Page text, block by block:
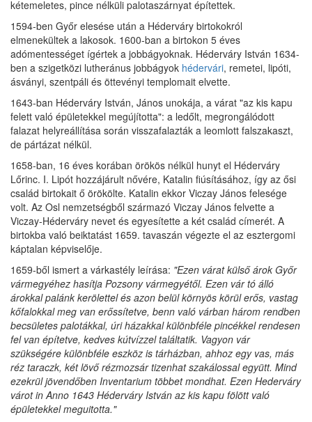
kétemeletes, pince nélküli palotaszárnyat építettek.
1594-ben Győr elesése után a Héderváry birtokokról
elmenekültek a lakosok. 1600-ban a birtokon 5 éves
adómentességet ígértek a jobbágyoknak. Héderváry István 1634-
ben a szigetközi lutheránus jobbágyok hédervári, remetei, lipóti,
ásványi, szentpáli és öttevényi templomait elvette.
1643-ban Héderváry István, János unokája, a várat "az kis kapu
felett való épületekkel megújította": a ledőlt, megrongálódott
falazat helyreállítása során visszafalazták a leomlott falszakaszt,
de pártázat nélkül.
1658-ban, 16 éves korában örökös nélkül hunyt el Héderváry
Lőrinc. I. Lipót hozzájárult nővére, Katalin fiúsításához, így az ősi
család birtokait ő örökölte. Katalin ekkor Viczay János felesége
volt. Az Osl nemzetségből származó Viczay János felvette a
Viczay-Héderváry nevet és egyesítette a két család címerét. A
birtokba való beiktatást 1659. tavaszán végezte el az esztergomi
káptalan képviselője.
1659-ből ismert a várkastély leírása: "Ezen várat külső árok Győr
vármegyéhez hasítja Pozsony vármegyétől. Ezen vár tó álló
árokkal palánk kerölettel és azon belül környös körül erős, vastag
kőfalokkal meg van erőssítetve, benn való várban három rendben
becsületes palotákkal, úri házakkal különbféle pincékkel rendesen
fel van építetve, kedves kútvízzel találtatik. Vagyon vár
szükségére különbféle eszköz is tárházban, ahhoz egy vas, más
réz taraczk, két lövő rézmozsár tizenhat szakálossal együtt. Mind
ezekrül jövendőben Inventarium többet mondhat. Ezen Hederváry
várot in Anno 1643 Héderváry István az kis kapu fölött való
épületekkel meguitotta."